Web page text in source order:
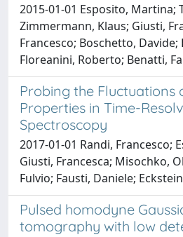
2015-01-01 Esposito, Martina;
Zimmermann, Klaus; Giusti,
Francesco; Boschetto,
Floreanini, Roberto; Benatti,
Probing the Fluctuations
Properties in Time-
Spectroscopy
2017-01-01 Randi, Francesco;
Giusti, Francesca; Misochko,
Fulvio; Fausti, Daniele;
Pulsed homodyne
tomography with low